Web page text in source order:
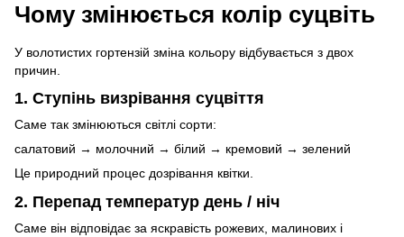
Чому змінюється колір суцвіть
У волотистих гортензій зміна кольору відбувається з двох
причин.
1. Ступінь визрівання суцвіття
Саме так змінюються світлі сорти:
салатовий → молочний → білий → кремовий → зелений
Це природний процес дозрівання квітки.
2. Перепад температур день / ніч
Саме він відповідає за яскравість рожевих, малинових і